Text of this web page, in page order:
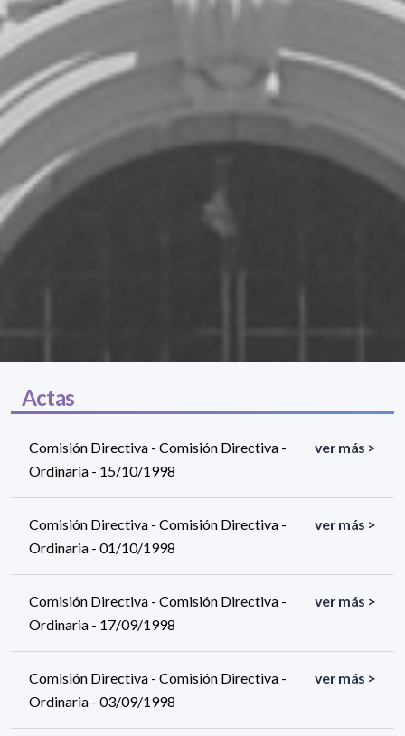
Actas
Comisión Directiva - Comisión Directiva -
Ordinaria - 15/10/1998
ver más >
Comisión Directiva - Comisión Directiva -
Ordinaria - 01/10/1998
ver más >
Comisión Directiva - Comisión Directiva -
Ordinaria - 17/09/1998
ver más >
Comisión Directiva - Comisión Directiva -
Ordinaria - 03/09/1998
ver más >